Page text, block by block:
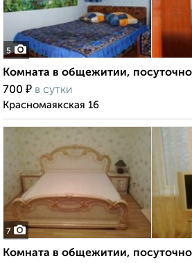
5
Комната в общежитии,
700 ₽ в сутки
Красномаякская 16
7
Комната в общежитии,